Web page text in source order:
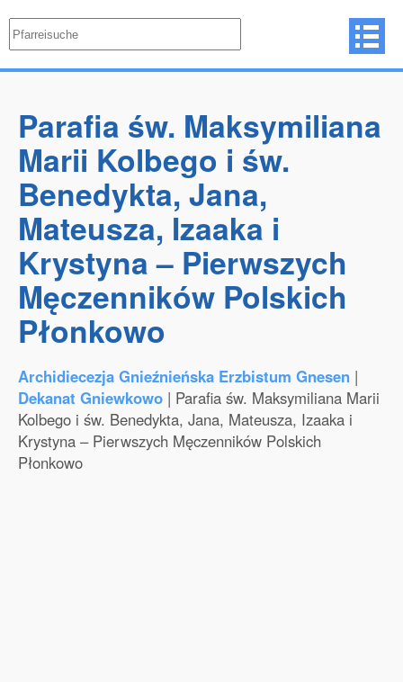
Parafia św. Maksymiliana
Marii Kolbego i św.
Benedykta, Jana,
Mateusza, Izaaka i
Krystyna – Pierwszych
Męczenników Polskich
Płonkowo
Archidiecezja Gnieźnieńska Erzbistum Gnesen |
Dekanat Gniewkowo | Parafia św. Maksymiliana Marii
Kolbego i św. Benedykta, Jana, Mateusza, Izaaka i
Krystyna – Pierwszych Męczenników Polskich
Płonkowo